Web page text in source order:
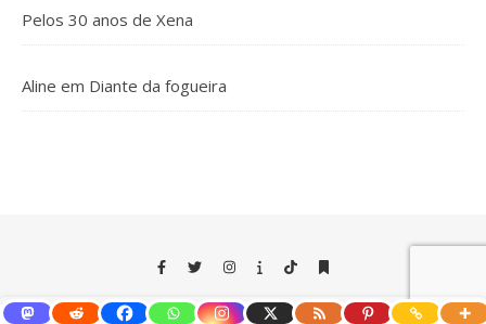
Pelos 30 anos de Xena
Aline em Diante da fogueira